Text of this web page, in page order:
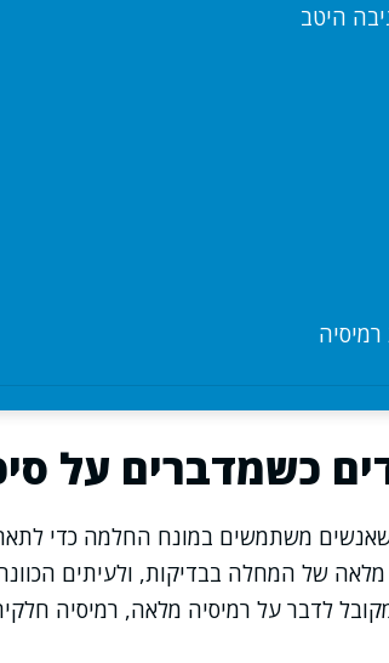
היטב
כשמדברים על
משתמשים במונח החלמה כדי
של המחלה בבדיקות, ולעיתים
לדבר על רמיסיה מלאה, רמיסיה